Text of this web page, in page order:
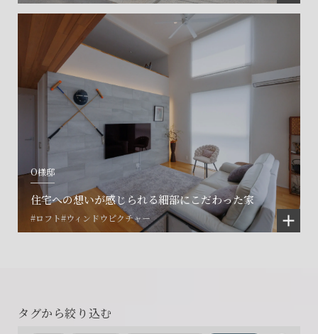
O様邸
住宅への想いが感じられる細部にこだわった家
#ロフト#ウィンドウピクチャー
タグから絞り込む